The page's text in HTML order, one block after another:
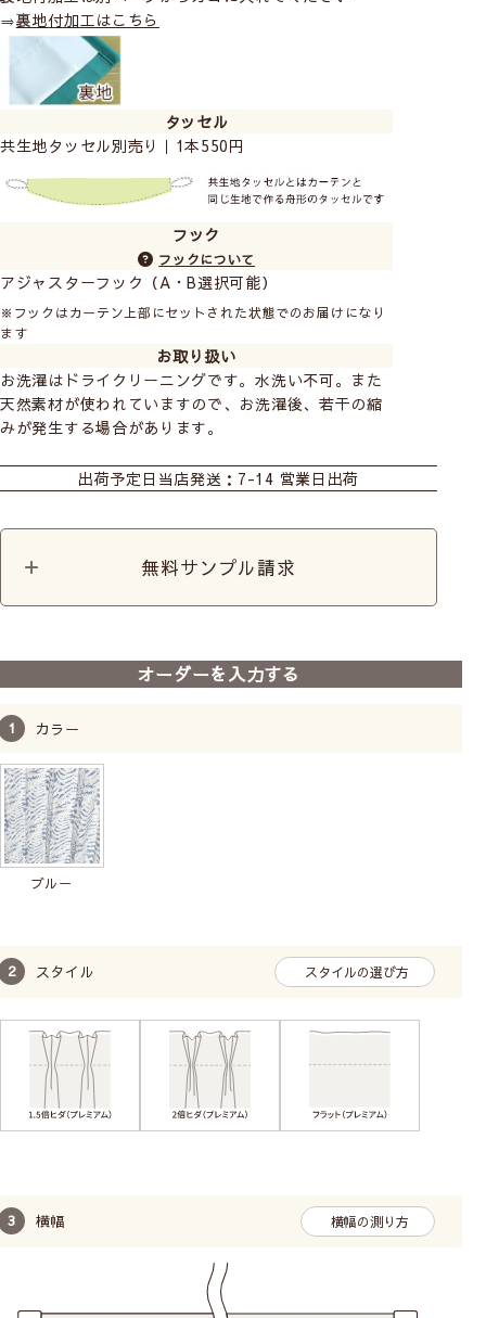
⇒裏地付加工はこちら
タッセル
共生地タッセル別売り｜1本550円
フック
フックについて
アジャスターフック（A・B選択可能）
※フックはカーテン上部にセットされた状態でのお届けになり
ます
お取り扱い
お洗濯はドライクリーニングです。水洗い不可。また
天然素材が使われていますので、お洗濯後、若干の縮
みが発生する場合があります。
出荷予定日 当店発送：7-14 営業日出荷
無料サンプル請求
オーダーを入力する
カラー
ブルー
スタイル スタイルの選び方
横幅 横幅の測り方